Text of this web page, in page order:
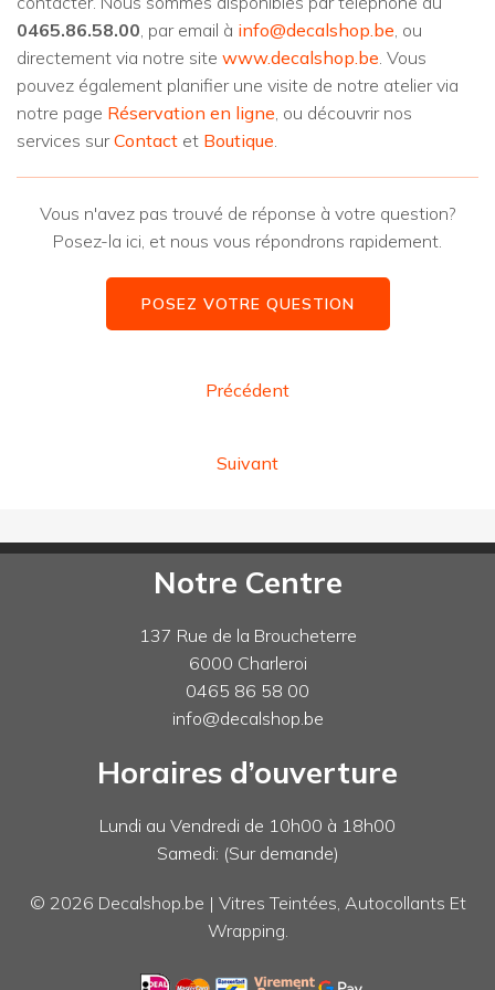
0465.86.58.00, par email à info@decalshop.be, ou
directement via notre site www.decalshop.be. Vous
pouvez également planifier une visite de notre atelier via
notre page Réservation en ligne, ou découvrir nos
services surContact et Boutique.
Vous n'avez pas trouvé de réponse à votre question?
Posez-la ici, et nous vous répondrons rapidement.
POSEZ VOTRE QUESTION
Précédent
Suivant
Notre Centre
137 Rue de la Broucheterre
6000 Charleroi
0465 86 58 00
info@decalshop.be
Horaires d’ouverture
Lundi au Vendredi de 10h00 à 18h00
Samedi: (Sur demande)
© 2026 Decalshop.be | Vitres Teintées, Autocollants Et
Wrapping.